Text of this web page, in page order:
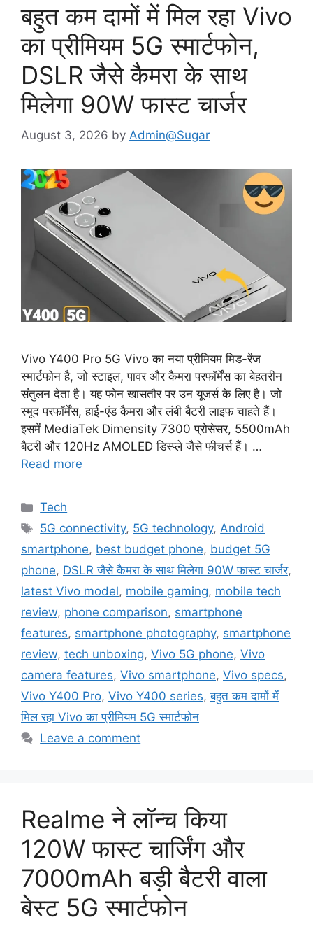
बहुत कम दामों में मिल रहा Vivo
का प्रीमियम 5G स्मार्टफोन,
DSLR जैसे कैमरा के साथ
मिलेगा 90W फास्ट चार्जर
August 3, 2026 by Admin@Sugar
Vivo Y400 Pro 5G Vivo का नया प्रीमियम मिड-रेंज
स्मार्टफोन है, जो स्टाइल, पावर और कैमरा परफॉर्मेंस का बेहतरीन
संतुलन देता है। यह फोन खासतौर पर उन यूजर्स के लिए है। जो
स्मूद परफॉर्मेंस, हाई-एंड कैमरा और लंबी बैटरी लाइफ चाहते हैं।
इसमें MediaTek Dimensity 7300 प्रोसेसर, 5500mAh
बैटरी और 120Hz AMOLED डिस्प्ले जैसे फीचर्स हैं। …
Read more
Categories
Tech
Tags
5G connectivity, 5G technology,Android
smartphone, best budget phone, budget 5G
phone, DSLR जैसे कैमरा के साथ मिलेगा 90W फास्ट चार्जर,
latest Vivo model, mobile gaming, mobile tech
review, phone comparison, smartphone
features, smartphone photography, smartphone
review, tech unboxing, Vivo 5G phone, Vivo
camera features, Vivo smartphone, Vivo specs,
Vivo Y400 Pro, Vivo Y400 series,बहुत कम दामों में
मिल रहा Vivo का प्रीमियम 5G स्मार्टफोन
Leave a comment
Realme ने लॉन्च किया
120W फास्ट चार्जिंग और
7000mAh बड़ी बैटरी वाला
बेस्ट 5G स्मार्टफोन